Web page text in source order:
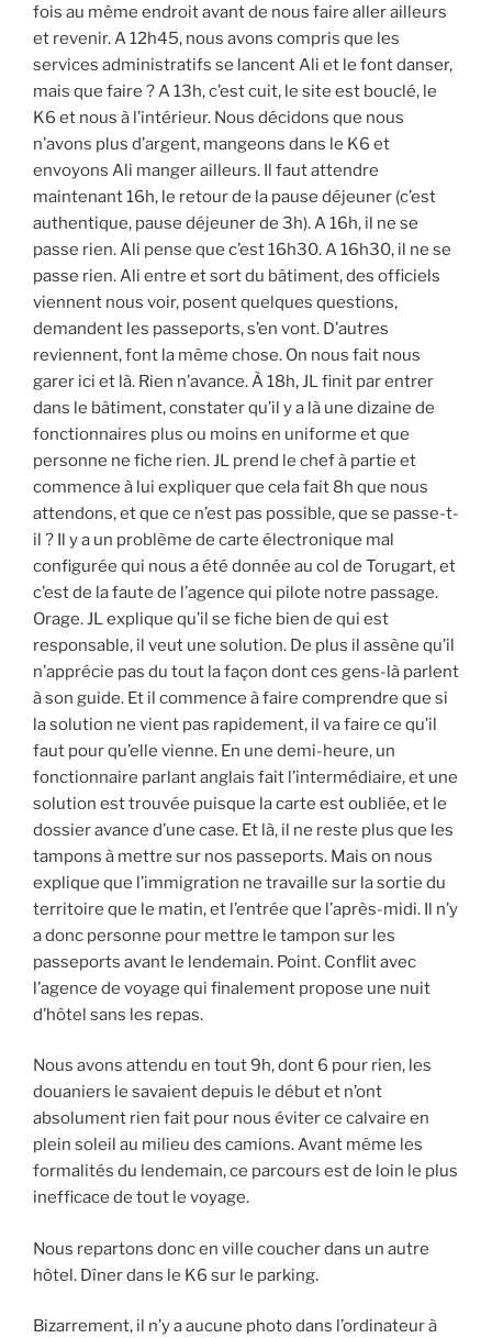
fois au même endroit avant de nous faire aller ailleurs
et revenir. A 12h45, nous avons compris que les
services administratifs se lancent Ali et le font danser,
mais que faire ? A 13h, c’est cuit, le site est bouclé, le
K6 et nous à l’intérieur. Nous décidons que nous
n’avons plus d’argent, mangeons dans le K6 et
envoyons Ali manger ailleurs. Il faut attendre
maintenant 16h, le retour de la pause déjeuner (c’est
authentique, pause déjeuner de 3h). A 16h, il ne se
passe rien. Ali pense que c’est 16h30. A 16h30, il ne se
passe rien. Ali entre et sort du bâtiment, des officiels
viennent nous voir, posent quelques questions,
demandent les passeports, s’en vont. D’autres
reviennent, font la même chose. On nous fait nous
garer ici et là. Rien n’avance. À 18h, JL finit par entrer
dans le bâtiment, constater qu’il y a là une dizaine de
fonctionnaires plus ou moins en uniforme et que
personne ne fiche rien. JL prend le chef à partie et
commence à lui expliquer que cela fait 8h que nous
attendons, et que ce n’est pas possible, que se passe-t-
il ? Il y a un problème de carte électronique mal
configurée qui nous a été donnée au col de Torugart, et
c’est de la faute de l’agence qui pilote notre passage.
Orage. JL explique qu’il se fiche bien de qui est
responsable, il veut une solution. De plus il assène qu’il
n’apprécie pas du tout la façon dont ces gens-là parlent
à son guide. Et il commence à faire comprendre que si
la solution ne vient pas rapidement, il va faire ce qu’il
faut pour qu’elle vienne. En une demi-heure, un
fonctionnaire parlant anglais fait l’intermédiaire, et une
solution est trouvée puisque la carte est oubliée, et le
dossier avance d’une case. Et là, il ne reste plus que les
tampons à mettre sur nos passeports. Mais on nous
explique que l’immigration ne travaille sur la sortie du
territoire que le matin, et l’entrée que l’après-midi. Il n’y
a donc personne pour mettre le tampon sur les
passeports avant le lendemain. Point. Conflit avec
l’agence de voyage qui finalement propose une nuit
d’hôtel sans les repas.
Nous avons attendu en tout 9h, dont 6 pour rien, les
douaniers le savaient depuis le début et n’ont
absolument rien fait pour nous éviter ce calvaire en
plein soleil au milieu des camions. Avant même les
formalités du lendemain, ce parcours est de loin le plus
inefficace de tout le voyage.
Nous repartons donc en ville coucher dans un autre
hôtel. Dîner dans le K6 sur le parking.
Bizarrement, il n’y a aucune photo dans l’ordinateur à